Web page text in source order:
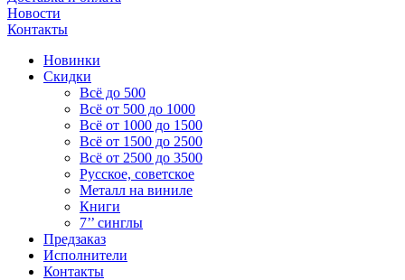
Новости
Контакты
Новинки
Скидки
Всё до 500
Всё от 500 до 1000
Всё от 1000 до 1500
Всё от 1500 до 2500
Всё от 2500 до 3500
Русское, советское
Металл на виниле
Книги
7’’ синглы
Предзаказ
Исполнители
Контакты